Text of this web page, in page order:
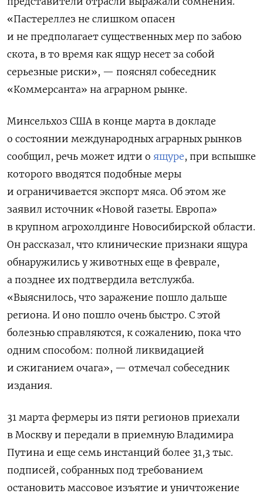
«Пастереллез не слишком опасен
и не предполагает существенных мер по забою
скота, в то время как ящур несет за собой
серьезные риски», — пояснял собеседник
«Коммерсанта» на аграрном рынке.
Минсельхоз США в конце марта в докладе
о состоянии международных аграрных рынков
сообщил, речь может идти о ящуре, при вспышке
которого вводятся подобные меры
и ограничивается экспорт мяса. Об этом же
заявил источник «Новой газеты. Европа»
в крупном агрохолдинге Новосибирской области.
Он рассказал, что клинические признаки ящура
обнаружились у животных еще в феврале,
а позднее их подтвердила ветслужба.
«Выяснилось, что заражение пошло дальше
региона. И оно пошло очень быстро. С этой
болезнью справляются, к сожалению, пока что
одним способом: полной ликвидацией
и сжиганием очага», — отмечал собеседник
издания.
31 марта фермеры из пяти регионов приехали
в Москву и передали в приемную Владимира
Путина и еще семь инстанций более 31,3 тыс.
подписей, собранных под требованием
остановить массовое изъятие и уничтожение